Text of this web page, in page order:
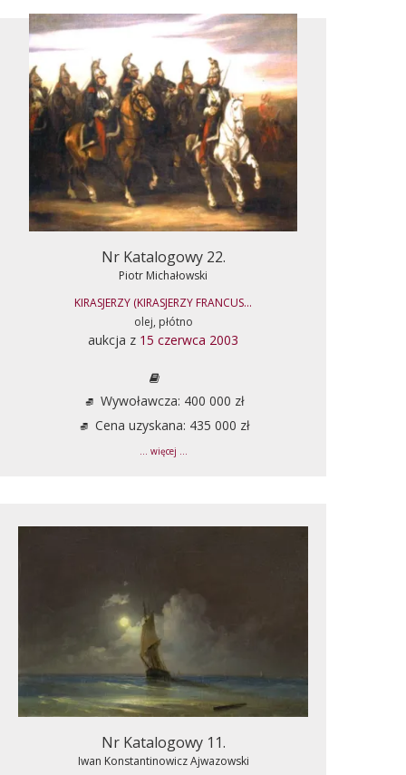
Nr Katalogowy 22.
Piotr Michałowski
KIRASJERZY (KIRASJERZY FRANCUS...
olej, płótno
aukcja z 15 czerwca 2003
Wywoławcza: 400 000 zł
Cena uzyskana: 435 000 zł
... więcej ...
Nr Katalogowy 11.
Iwan Konstantinowicz Ajwazowski